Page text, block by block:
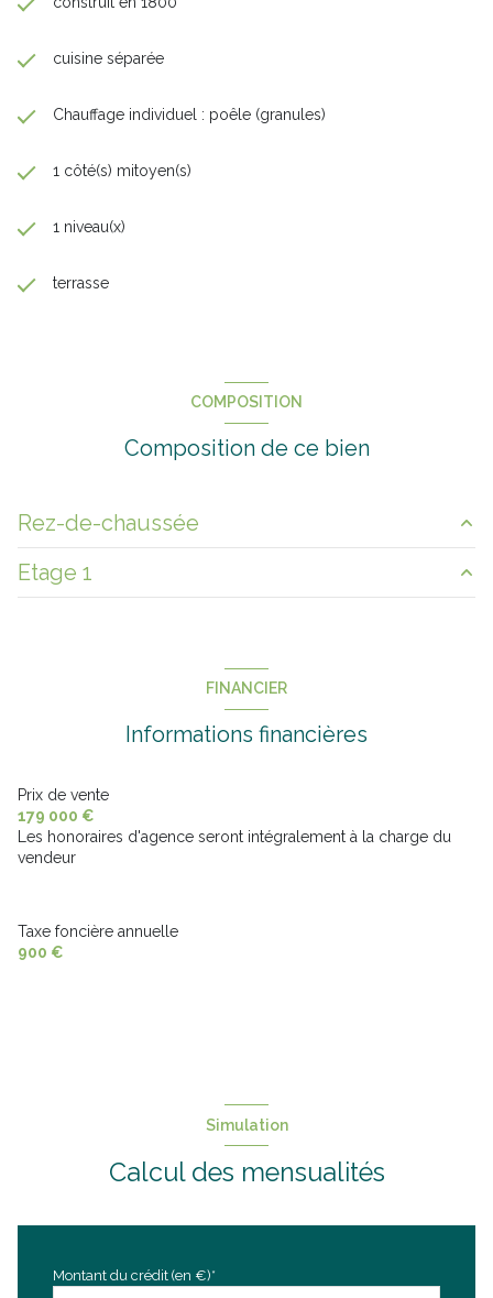
cuisine séparée
Chauffage individuel : poêle (granules)
1 côté(s) mitoyen(s)
1 niveau(x)
terrasse
COMPOSITION
Composition de ce bien
Rez-de-chaussée
salon/sejour
Etage 1
FINANCIER
Informations financières
Prix de vente
179 000 €
Les honoraires d'agence seront intégralement à la charge du
vendeur
Taxe foncière annuelle
900 €
Simulation
Calcul des mensualités
Montant du crédit (en €)*